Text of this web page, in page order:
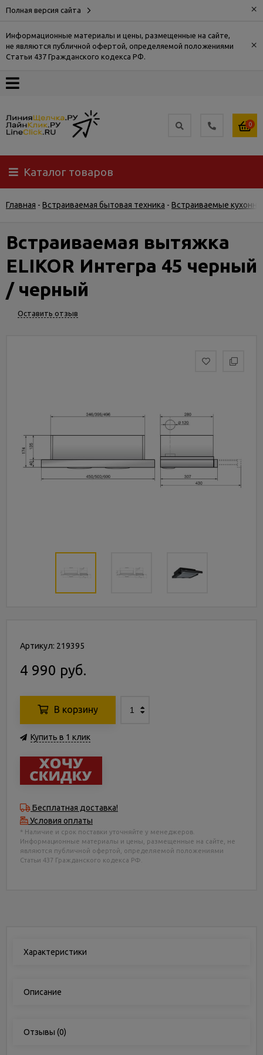
Полная версия сайта ×
Информационные материалы и цены, размещенные на сайте,
не являются публичной офертой, определяемой положениями
Статьи 437 Гражданского кодекса РФ.
×
О
Доставка
Самовывоз
Гарантия
Услуги
и
сервис
0
Каталог товаров
Главная - Встраиваемая бытовая техника - Встраиваемые
Встраиваемая вытяжка
ELIKOR Интегра 45 черный
/ черный
Оставить отзыв
Артикул: 219395
4 990 руб.
В корзину
Купить в 1 клик
Бесплатная доставка!
Условия оплаты
* Наличие и срок поставки уточняйте у менеджеров.
Информационные материалы и цены, размещенные на сайте, не
являются публичной офертой, определяемой положениями
Статьи 437 Гражданского кодекса РФ.
Характеристики
Описание
Отзывы (0)